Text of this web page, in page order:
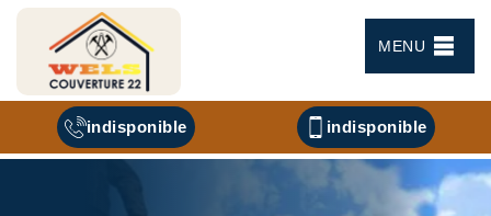
MENU
indisponible indisponible